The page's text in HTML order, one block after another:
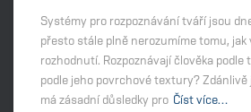
Systémy pro rozpoznávání tváří jsou
přesto stále plně nerozumíme tomu, jak
rozhodnutí. Rozpoznávají člověka podle
podle jeho povrchové textury? Zdánlivě
má zásadní důsledky pro Číst více…